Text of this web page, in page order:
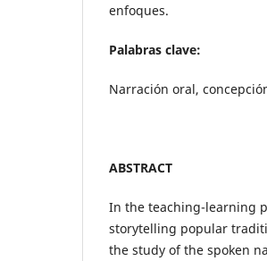
enfoques.
Palabras clave:
Narración oral,
ABSTRACT
In the teaching-learning
storytelling popular
the study of the spoken